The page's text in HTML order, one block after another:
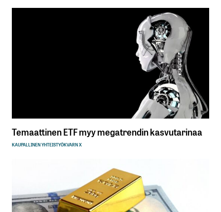
Temaattinen ETF myy megatrendin kasvutarinaa
KAUPALLINEN YHTEISTYÖKVARN X